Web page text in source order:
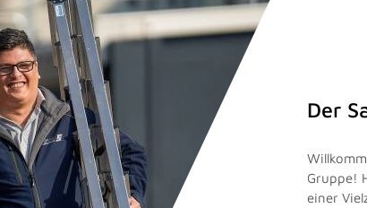
Der
Gruppe!
einer